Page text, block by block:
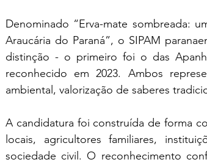
Denominado “Erva-mate sombreada:
Araucária do Paraná”, o SIPAM
distinção - o primeiro foi o das
reconhecido em 2023. Ambos
ambiental, valorização de saberes
A candidatura foi construída de forma
locais, agricultores familiares,
sociedade civil. O reconhecimento